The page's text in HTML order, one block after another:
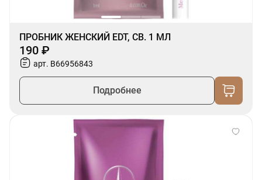
ПРОБНИК ЖЕНСКИЙ EDT, СВ. 1 МЛ
190 ₽
арт. B66956843
Подробнее